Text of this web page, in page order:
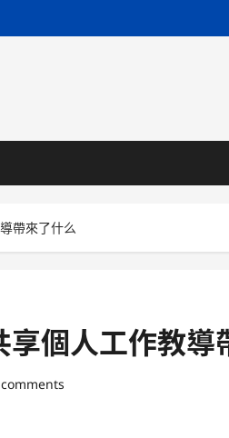
帶來了什么
個人工作教導